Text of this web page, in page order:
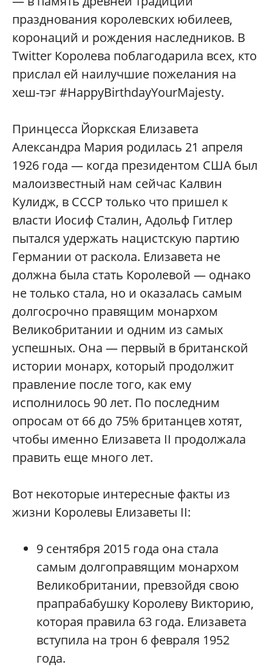
празднования королевских юбилеев,
коронаций и рождения наследников. В
Twitter Королева поблагодарила всех, кто
прислал ей наилучшие пожелания на
хеш-тэг #HappyBirthdayYourMajesty.
Принцесса Йоркская Елизавета
Александра Мария родилась 21 апреля
1926 года — когда президентом США был
малоизвестный нам сейчас Калвин
Кулидж, в СССР только что пришел к
власти Иосиф Сталин, Адольф Гитлер
пытался удержать нацистскую партию
Германии от раскола. Елизавета не
должна была стать Королевой — однако
не только стала, но и оказалась самым
долгосрочно правящим монархом
Великобритании и одним из самых
успешных. Она — первый в британской
истории монарх, который продолжит
правление после того, как ему
исполнилось 90 лет. По последним
опросам от 66 до 75% британцев хотят,
чтобы именно Елизавета II продолжала
править еще много лет.
Вот некоторые интересные факты из
жизни Королевы Елизаветы II:
9 сентября 2015 года она стала
самым долгоправящим монархом
Великобритании, превзойдя свою
прапрабабушку Королеву Викторию,
которая правила 63 года. Елизавета
вступила на трон 6 февраля 1952
года.